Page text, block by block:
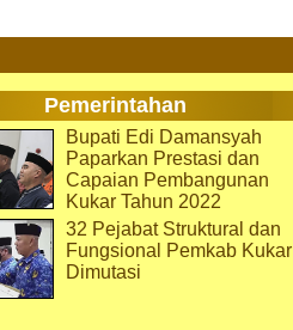
Pemerintahan
Bupati Edi Damansyah
Paparkan Prestasi dan
Capaian Pembangunan
Kukar Tahun 2022
32 Pejabat Struktural dan
Fungsional Pemkab Kukar
Dimutasi